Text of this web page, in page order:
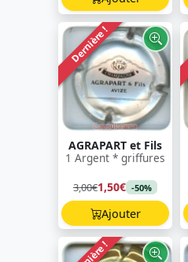
Dernière !
AGRAPART et Fils
1 Argent * griffures
3,00€1,50€ -50%
Ajouter